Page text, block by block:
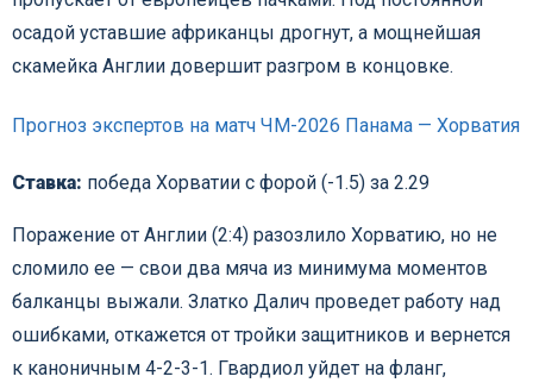
осадой уставшие африканцы дрогнут, а мощнейшая
скамейка Англии довершит разгром в концовке.
Прогноз экспертов на матч ЧМ-2026 Панама — Хорватия
Ставка: победа Хорватии с форой (-1.5) за 2.29
Поражение от Англии (2:4) разозлило Хорватию, но не
сломило ее — свои два мяча из минимума моментов
балканцы выжали. Златко Далич проведет работу над
ошибками, откажется от тройки защитников и вернется
к каноничным 4-2-3-1. Гвардиол уйдет на фланг,